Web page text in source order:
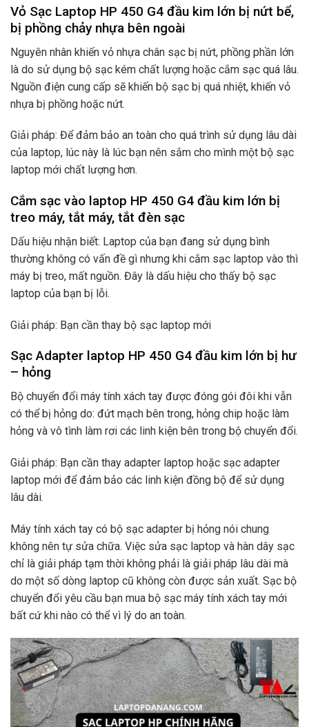
Vỏ Sạc Laptop HP 450 G4 đầu kim lớn bị nứt bể,
bị phồng chảy nhựa bên ngoài
Nguyên nhân khiến vỏ nhựa chân sạc bị nứt, phồng phần lớn
là do sử dụng bộ sạc kém chất lượng hoặc cắm sạc quá lâu.
Nguồn điện cung cấp sẽ khiến bộ sạc bị quá nhiệt, khiến vỏ
nhựa bị phồng hoặc nứt.
Giải pháp: Để đảm bảo an toàn cho quá trình sử dụng lâu dài
của laptop, lúc này là lúc bạn nên sắm cho mình một bộ sạc
laptop mới chất lượng hơn.
Cắm sạc vào laptop HP 450 G4 đầu kim lớn bị
treo máy, tắt máy, tắt đèn sạc
Dấu hiệu nhận biết: Laptop của bạn đang sử dụng bình
thường không có vấn đề gì nhưng khi cắm sạc laptop vào thì
máy bị treo, mất nguồn. Đây là dấu hiệu cho thấy bộ sạc
laptop của bạn bị lỗi.
Giải pháp: Bạn cần thay bộ sạc laptop mới
Sạc Adapter laptop HP 450 G4 đầu kim lớn bị hư
– hỏng
Bộ chuyển đổi máy tính xách tay được đóng gói đôi khi vẫn
có thể bị hỏng do: đứt mạch bên trong, hỏng chip hoặc làm
hỏng và vô tình làm rơi các linh kiện bên trong bộ chuyển đổi.
Giải pháp: Bạn cần thay adapter laptop hoặc sạc adapter
laptop mới để đảm bảo các linh kiện đồng bộ để sử dụng
lâu dài.
Máy tính xách tay có bộ sạc adapter bị hỏng nói chung
không nên tự sửa chữa. Việc sửa sạc laptop và hàn dây sạc
chỉ là giải pháp tạm thời không phải là giải pháp lâu dài mà
do một số dòng laptop cũ không còn được sản xuất. Sạc bộ
chuyển đổi yêu cầu bạn mua bộ sạc máy tính xách tay mới
bất cứ khi nào có thể vì lý do an toàn.